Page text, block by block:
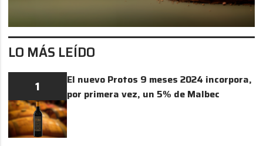
LO MÁS LEÍDO
1
El nuevo Protos 9 meses 2024 incorpora,
por primera vez, un 5% de Malbec